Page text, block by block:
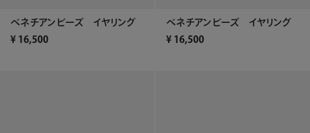
ベネチアンビーズ イヤリング
¥ 16,500
ベネチアンビーズ イヤリング
¥ 16,500